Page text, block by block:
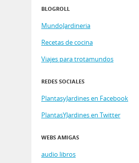
BLOGROLL
MundoJardineria
Recetas de cocina
Viajes para trotamundos
REDES SOCIALES
PlantasyJardines en Facebook
PlantasYJardines en Twitter
WEBS AMIGAS
audio libros